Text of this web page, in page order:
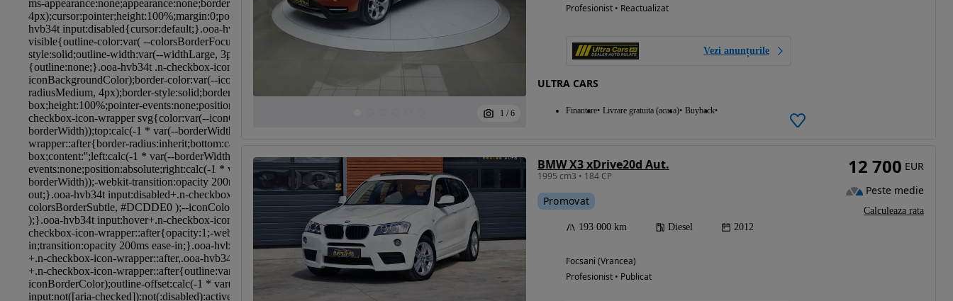
1 / 6
Profesionist • Reactualizat
Vezi anunțurile
ULTRA CARS
Finantare Livrare gratuita (acasa) Buyback
BMW X3 xDrive20d Aut.
1995 cm3 • 184 CP
Promovat
193 000 km Diesel 2012
Focsani (Vrancea)
Profesionist • Publicat
12 700 EUR
Peste medie
Calculeaza rata